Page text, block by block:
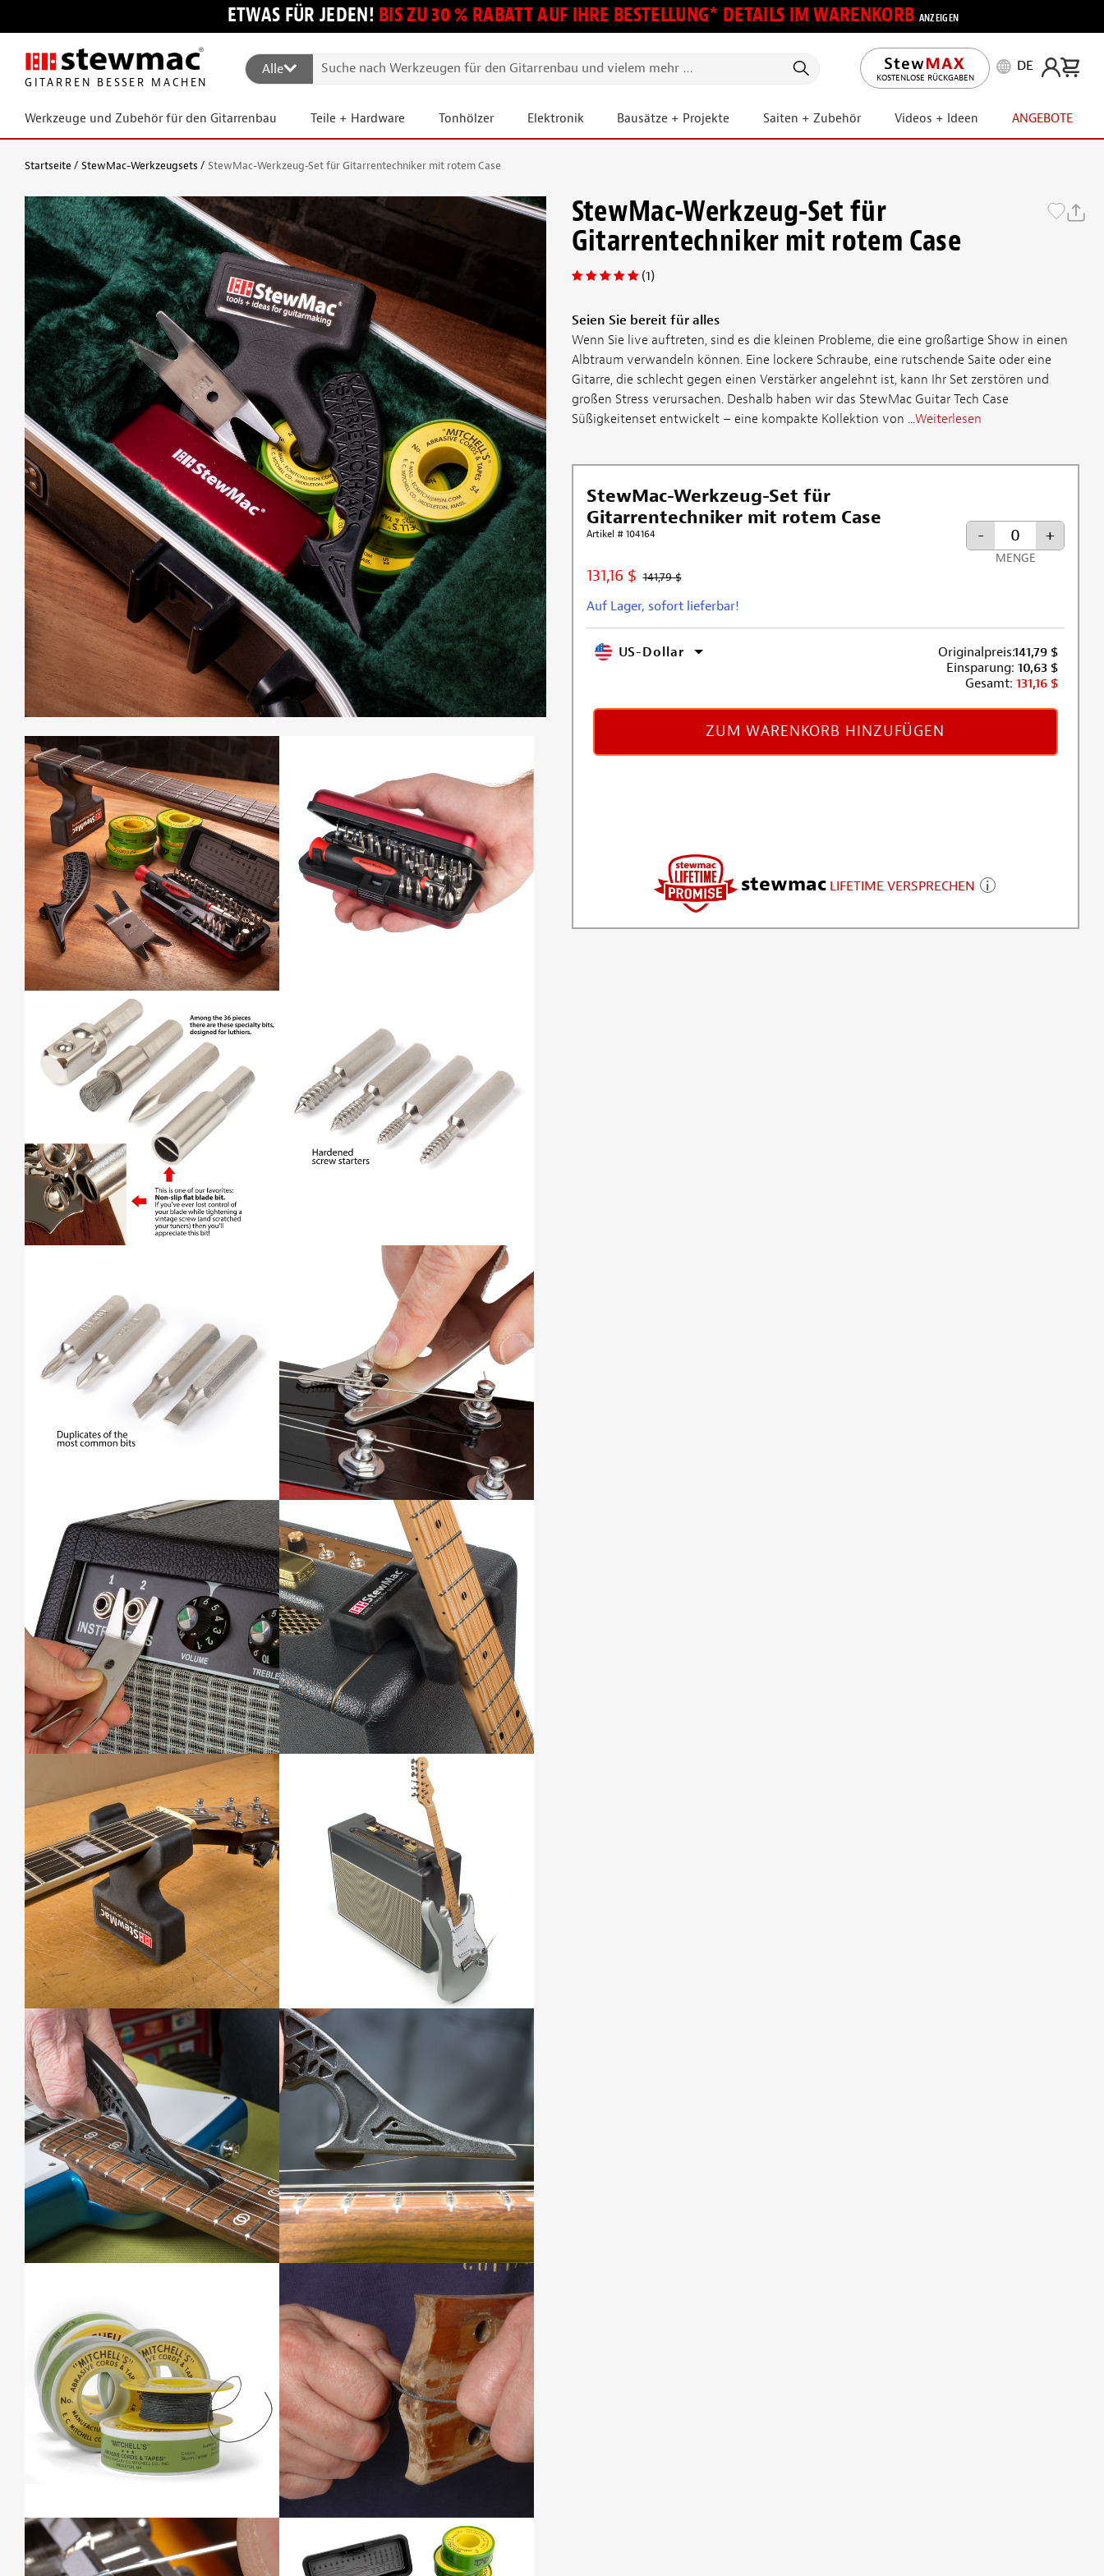
ETWAS FÜR JEDEN! BIS ZU 30 % RABATT AUF IHRE BESTELLUNG* DETAILS IM WARENKORB ANZEIGEN
GITARREN BESSER MACHEN
Alle
KOSTENLOSE RÜCKGABEN
DE
Werkzeuge und Zubehör für den Gitarrenbau Teile + Hardware Tonhölzer Elektronik Bausätze + Projekte Saiten + Zubehör Videos + Ideen ANGEBOTE
Startseite StewMac-Werkzeugsets StewMac-Werkzeug-Set für Gitarrentechniker mit rotem Case
StewMac-Werkzeug-Set für
Gitarrentechniker mit rotem Case
(1)
Seien Sie bereit für alles
Wenn Sie live auftreten, sind es die kleinen Probleme, die eine großartige Show in einen
Albtraum verwandeln können. Eine lockere Schraube, eine rutschende Saite oder eine
Gitarre, die schlecht gegen einen Verstärker angelehnt ist, kann Ihr Set zerstören und
großen Stress verursachen. Deshalb haben wir das StewMac Guitar Tech Case
Süßigkeitenset entwickelt – eine kompakte Kollektion von ...Weiterlesen
StewMac-Werkzeug-Set für
Gitarrentechniker mit rotem Case
Artikel # 104164
131,16 $ 141,79 $
Auf Lager, sofort lieferbar!
- +
MENGE
US-Dollar Originalpreis:141,79 $
Einsparung: 10,63 $
Gesamt: 131,16 $
ZUM WARENKORB HINZUFÜGEN
stewmac LIFETIME VERSPRECHEN